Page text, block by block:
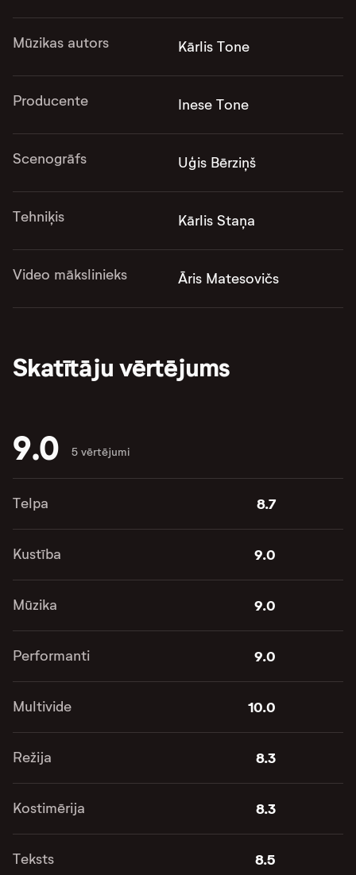
Mūzikas autors Kārlis Tone
Producente Inese Tone
Scenogrāfs Uģis Bērziņš
Tehniķis Kārlis Staņa
Video mākslinieks Āris Matesovičs
Skatītāju vērtējums
9.0 5 vērtējumi
Telpa 8.7
Kustība 9.0
Mūzika 9.0
Performanti 9.0
Multivide 10.0
Režija 8.3
Kostimērija 8.3
Teksts 8.5